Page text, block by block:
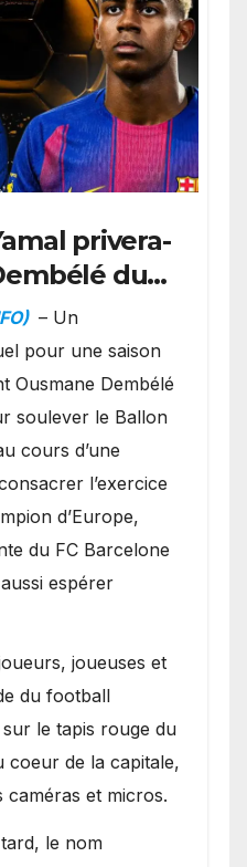
privera-
du
– Un
pour une saison
Ousmane Dembélé
soulever le Ballon
cours d’une
l’exercice
d’Europe,
du FC Barcelone
espérer
joueuses et
du football
le tapis rouge du
coeur de la capitale,
caméras et micros.
le nom